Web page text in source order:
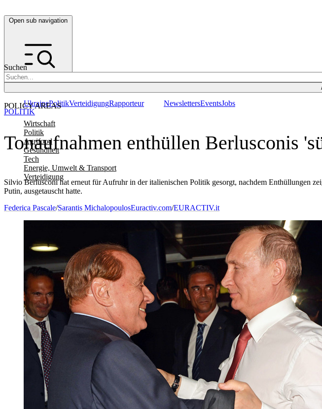
Open sub navigation
Suchen
POLICY AREAS
Wirtschaft
Politik
Agrifood
Gesundheit
Tech
Energie, Umwelt & Transport
Verteidigung
UkrainePolitikVerteidigungRapporteur NewslettersEventsJobs
Tonaufnahmen enthüllen Berlusconis
Silvio Berlusconi hat erneut für Aufruhr in der italienischen Politik gesorgt, nachdem Enthüllungen
Putin, ausgetauscht hatte.
POLITIK
Federica Pascale/Sarantis MichalopoulosEuractiv.com/EURACTIV.it